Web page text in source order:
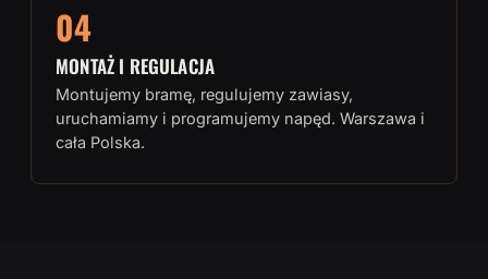
04
MONTAŻ I REGULACJA
Montujemy bramę, regulujemy zawiasy,
uruchamiamy i programujemy napęd. Warszawa i
cała Polska.